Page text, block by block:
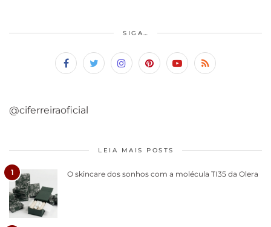
SIGA…
@ciferreiraoficial
LEIA MAIS POSTS
1 O skincare dos sonhos com a molécula TI35 da Olera